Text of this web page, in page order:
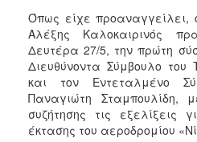
2020
2019
2018
2017
2016
Όπως είχε προαναγγείλει,
Αλέξης Καλοκαιρινός
Δευτέρα 27/5, την πρώτη
Διευθύνοντα Σύμβουλο του
και τον Εντεταλμένο
Παναγιώτη Σταμπουλίδη,
συζήτησης τις εξελίξεις
έκτασης του αεροδρομίου